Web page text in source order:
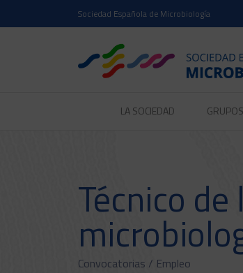
Sociedad Española de Microbiología
LA SOCIEDAD
Técnico
Convocatorias / Empleo